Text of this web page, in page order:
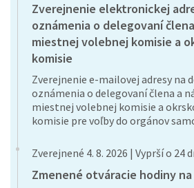
Zverejnenie elektronickej
oznámenia o delegovaní
miestnej volebnej komisie a
komisie
Zverejnenie e-mailovej adresy na
oznámenia o delegovaní člena a
miestnej volebnej komisie a
komisie pre voľby do orgánov
Zverejnené 4. 8. 2026 | Vyprší o 24
Zmenené otváracie hodiny